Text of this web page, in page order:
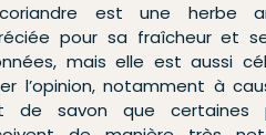
est une herbe
pour sa fraîcheur et
mais elle est aussi
l’opinion, notamment à
de savon que certaines